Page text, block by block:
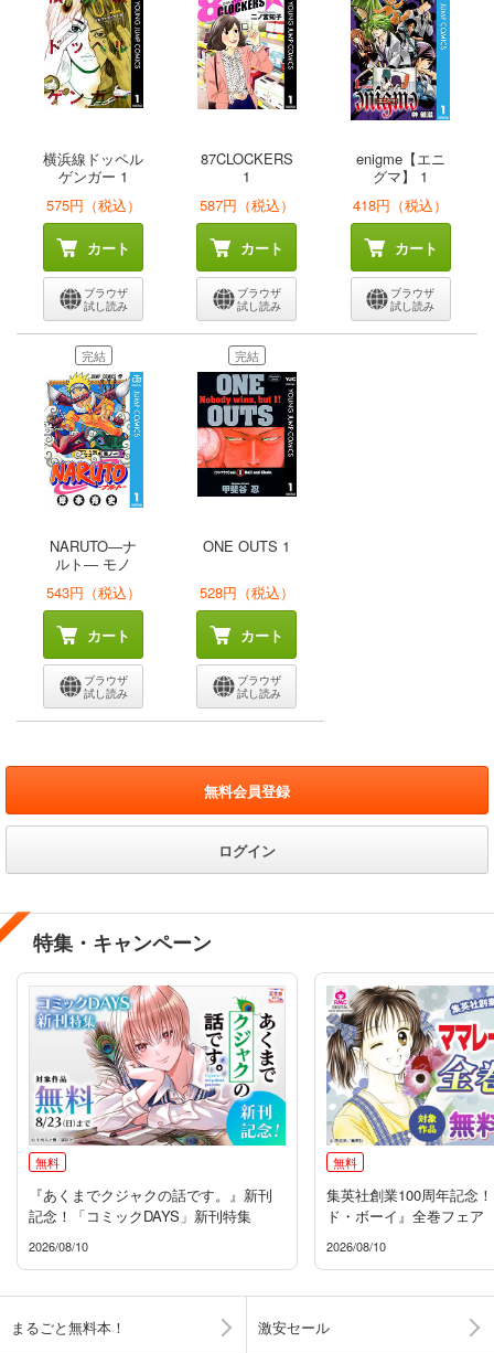
横浜線ドッペル
ゲンガー 1
575円（税込）
カート
ブラウザ
試し読み
87CLOCKERS
1
587円（税込）
カート
ブラウザ
試し読み
enigme【エニ
グマ】 1
418円（税込）
カート
ブラウザ
試し読み
完結
NARUTO―ナ
ルト― モノ
ク...
543円（税込）
カート
ブラウザ
試し読み
完結
ONE OUTS 1
528円（税込）
カート
ブラウザ
試し読み
無料会員登録
ログイン
特集・キャンペーン
無料
『あくまでクジャクの話です。』新刊
記念！「コミックDAYS」新刊特集
2026/08/10
無料
集英社創業100周年記念
ド・ボーイ』全巻フェア
2026/08/10
まるごと無料本！ 激安セール